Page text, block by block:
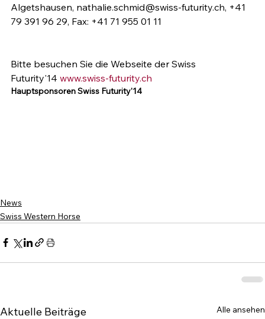
Algetshausen, nathalie.schmid@swiss-futurity.ch, +41
Bitte besuchen Sie die Webseite der Swiss
Futurity'14 www.swiss-futurity.ch
Hauptsponsoren Swiss Futurity'14
News
Swiss Western Horse
Aktuelle Beiträge Alle ansehen